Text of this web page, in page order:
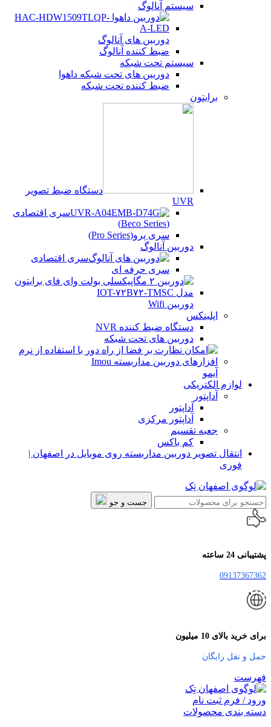
سیستم آنالوگ
دوربین های آنالوگ
ضبط کننده آنالوگ
سیستم تحت شبکه
دوربین های تحت شبکه داهوا
ضبط کننده تحت شبکه
برایتون
دستگاه ضبط تصویر
UVR
سری اقتصادی
(Beco Series)
سری پرو(Pro Series)
دوربین آنالوگ
سری اقتصادی
سری حرفه ای
دوربین Wifi
اپلینکس
دستگاه ضبط کننده NVR
دوربین های تحت شبکه
آیمو
لوازم الکتریکی
آداپتور
آداپتور
آداپتور مرکزی
جعبه تقسیم
کم باکس
انتقال تصویر دوربین مداربسته روی موبایل در اصفهان |
فوری
جست و جو
پشتیبانی 24 ساعته
09137367362
برای خرید بالای 10 میلیون
حمل و نقل رایگان
فهرست
ورود / فرم ثبت نام
دسته بندی محصولات